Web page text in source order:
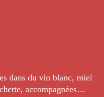
dans du vin blanc, miel
accompagnées